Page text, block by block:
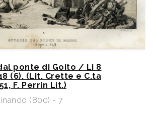
ponte di Goito / Li 8
(6). (Lit. Crette e C.ta
F. Perrin Lit.)
(800) - 7